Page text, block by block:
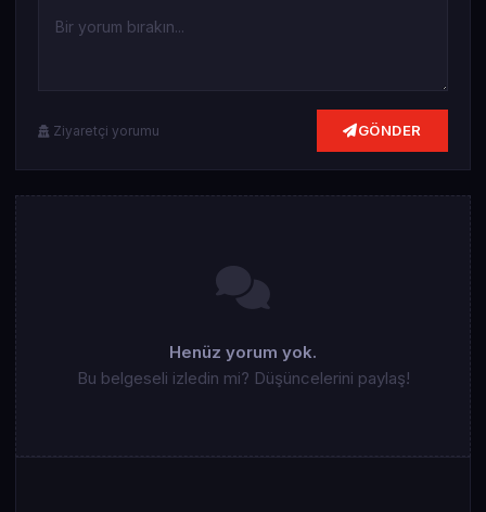
Ziyaretçi yorumu GÖNDER
Henüz yorum yok.
Bu belgeseli izledin mi? Düşüncelerini paylaş!